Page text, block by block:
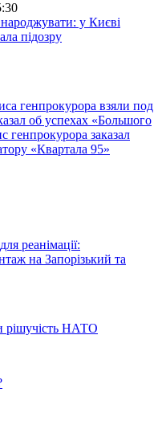
у Києві
підозру
генпрокурора взяли под
об успехах «Большого
генпрокурора заказал
«Квартала 95»
реанімації:
на Запорізький та
рішучість НАТО